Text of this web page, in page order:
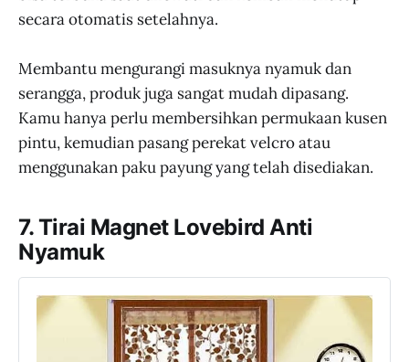
secara otomatis setelahnya.
Membantu mengurangi masuknya nyamuk dan
serangga, produk juga sangat mudah dipasang.
Kamu hanya perlu membersihkan permukaan kusen
pintu, kemudian pasang perekat velcro atau
menggunakan paku payung yang telah disediakan.
7. Tirai Magnet Lovebird Anti
Nyamuk